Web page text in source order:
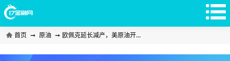
首页 ➞ 原油 ➞ 欧佩克延长减产，美原油开...